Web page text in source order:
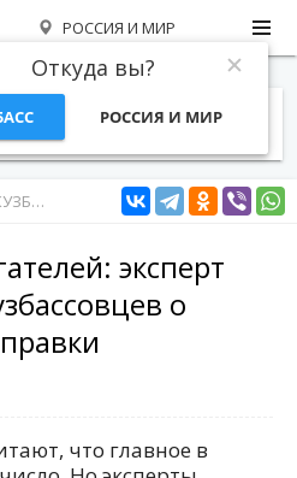
РОССИЯ И МИР
Откуда вы?
РОССИЯ И МИР
ТЕМЫ ФОТО
#ТОПЛИВНЫЙ КРИЗИС В КУЗБАССЕ
эксперт
о
что главное в